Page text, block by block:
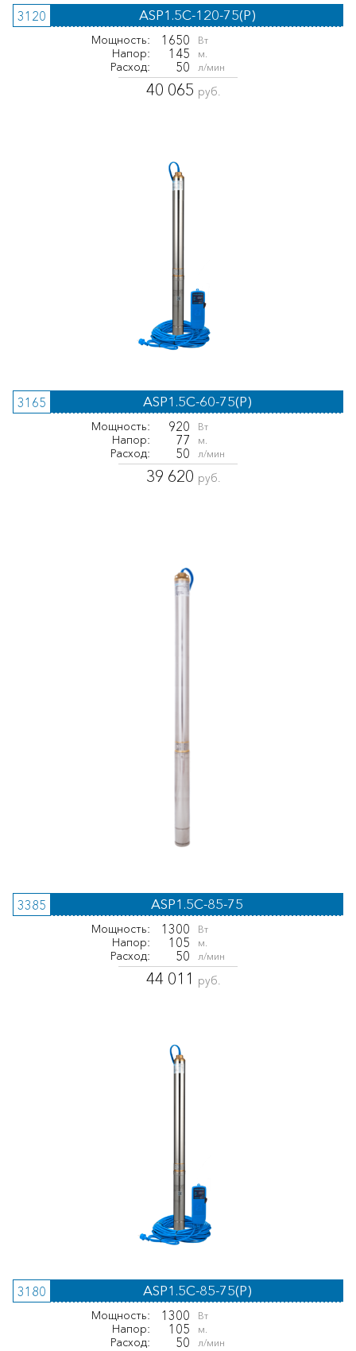
3120 ASP1.5С-120-75(P)
Мощность: 1650 Вт
Напор: 145 м.
Расход: 50 л/мин
40 065 руб.
3165 ASP1.5С-60-75(P)
Мощность: 920 Вт
Напор: 77 м.
Расход: 50 л/мин
39 620 руб.
3385 ASP1.5С-85-75
Мощность: 1300 Вт
Напор: 105 м.
Расход: 50 л/мин
44 011 руб.
3180 ASP1.5С-85-75(P)
Мощность: 1300 Вт
Напор: 105 м.
Расход: 50 л/мин